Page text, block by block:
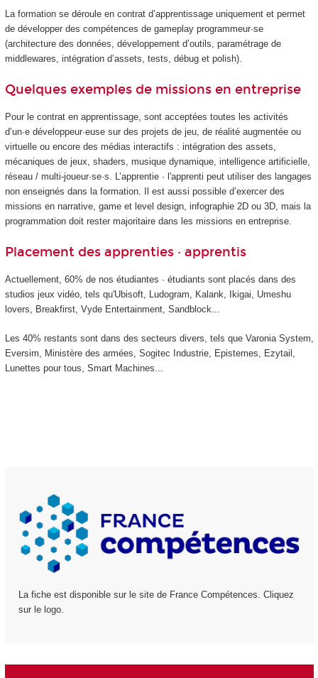
La formation se déroule en contrat d’apprentissage uniquement et permet
de développer des compétences de gameplay programmeur·se
(architecture des données, développement d’outils, paramétrage de
middlewares, intégration d’assets, tests, débug et polish).
Quelques exemples de missions en entreprise
Pour le contrat en apprentissage, sont acceptées toutes les activités
d’un·e développeur·euse sur des projets de jeu, de réalité augmentée ou
virtuelle ou encore des médias interactifs : intégration des assets,
mécaniques de jeux, shaders, musique dynamique, intelligence artificielle,
réseau / multi-joueur·se·s. L’apprentie · l'apprenti peut utiliser des langages
non enseignés dans la formation. Il est aussi possible d’exercer des
missions en narrative, game et level design, infographie 2D ou 3D, mais la
programmation doit rester majoritaire dans les missions en entreprise.
Placement des apprenties · apprentis
Actuellement, 60% de nos étudiantes · étudiants sont placés dans des
studios jeux vidéo, tels qu'Ubisoft, Ludogram, Kalank, Ikigai, Umeshu
lovers, Breakfirst, Vyde Entertainment, Sandblock...
Les 40% restants sont dans des secteurs divers, tels que Varonia System,
Eversim, Ministère des armées, Sogitec Industrie, Epistemes, Ezytail,
Lunettes pour tous, Smart Machines...
La fiche est disponible sur le site de France Compétences. Cliquez
sur le logo.